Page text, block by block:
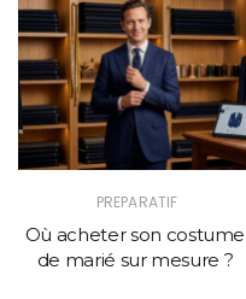
PREPARATIF
Où acheter son costume
de marié sur mesure ?